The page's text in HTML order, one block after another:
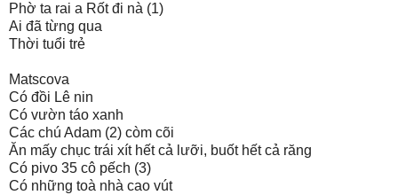
Phờ ta rai a Rốt đi nà (1)
Ai đã từng qua
Thời tuổi trẻ
Matscova
Có đồi Lê nin
Có vườn táo xanh
Các chú Adam (2) còm cõi
Ăn mấy chục trái xít hết cả lưỡi, buốt hết cả răng
Có pivo 35 cô pếch (3)
Có những toà nhà cao vút